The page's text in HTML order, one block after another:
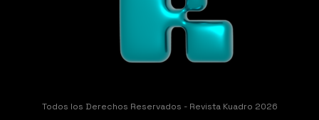
Todos los Derechos Reservados - Revista Kuadro 2026